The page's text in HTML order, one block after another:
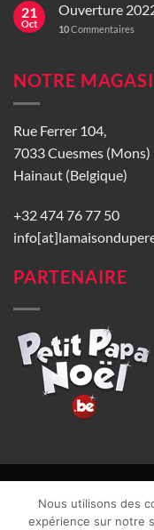
21
Oct
Ouverture
10Commentaires
NOTRE
Rue Ferrer 104,
7033 Cuesmes (Mons)
Hainaut (Belgique)
+32 474 76 77 50
PARTENAIRE
CGU| Vie privée|
Nous utilisons des
expérience sur notre